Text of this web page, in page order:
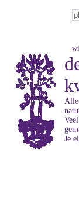
Alle
Je